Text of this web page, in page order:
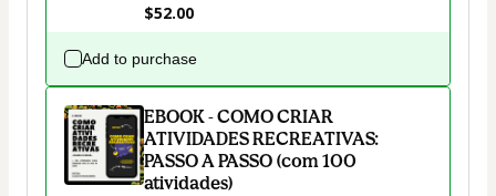
$52.00
Add to purchase
EBOOK - COMO CRIAR
ATIVIDADES RECREATIVAS:
PASSO A PASSO (com 100
atividades)